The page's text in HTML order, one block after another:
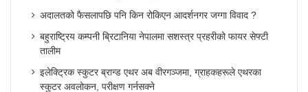
अदालतको फैसलापछि पनि किन रोकिएन आदर्शनगर जग्गा विवाद ?
बहुराष्ट्रिय कम्पनी ब्रिटानिया नेपालमा सशस्त्र प्रहरीको फायर सेफ्टी
तालीम
इलेक्ट्रिक स्कुटर ब्रान्ड एथर अब वीरगञ्जमा, ग्राहकहरूले एथरका
स्कुटर अवलोकन, परीक्षण गर्नसक्ने